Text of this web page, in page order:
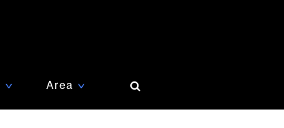
∨ Area ∨